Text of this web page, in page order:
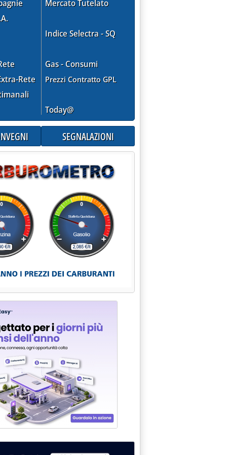
Rete
Mercato Tutelato
Indice Selectra - SQ
Gas - Consumi
Prezzi Contratto GPL
Today@
SEGNALAZIONI